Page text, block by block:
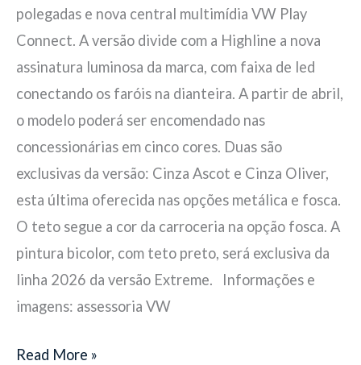
polegadas e nova central multimídia VW Play
Connect. A versão divide com a Highline a nova
assinatura luminosa da marca, com faixa de led
conectando os faróis na dianteira. A partir de abril,
o modelo poderá ser encomendado nas
concessionárias em cinco cores. Duas são
exclusivas da versão: Cinza Ascot e Cinza Oliver,
esta última oferecida nas opções metálica e fosca.
O teto segue a cor da carroceria na opção fosca. A
pintura bicolor, com teto preto, será exclusiva da
linha 2026 da versão Extreme. Informações e
imagens: assessoria VW
Read More »